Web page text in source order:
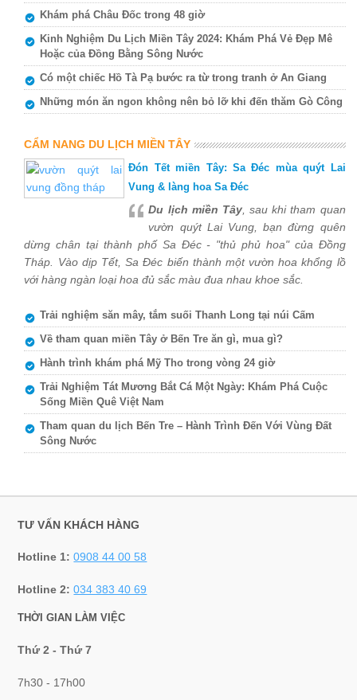
Khám phá Châu Đốc trong 48 giờ
Kinh Nghiệm Du Lịch Miền Tây 2024: Khám Phá Vẻ Đẹp Mê
Hoặc của Đồng Bằng Sông Nước
Có một chiếc Hồ Tà Pạ bước ra từ trong tranh ở An Giang
Những món ăn ngon không nên bỏ lỡ khi đến thăm Gò Công
CẨM NANG DU LỊCH MIỀN TÂY
Đón Tết miền Tây: Sa Đéc mùa quýt Lai
Vung & làng hoa Sa Đéc
Du lịch miền Tây, sau khi tham quan
vườn quýt Lai Vung, bạn đừng quên
dừng chân tại thành phố Sa Đéc - "thủ phủ hoa" của Đồng
Tháp. Vào dịp Tết, Sa Đéc biến thành một vườn hoa khổng lồ
với hàng ngàn loại hoa đủ sắc màu đua nhau khoe sắc.
Trải nghiệm săn mây, tắm suối Thanh Long tại núi Cấm
Về tham quan miền Tây ở Bến Tre ăn gì, mua gì?
Hành trình khám phá Mỹ Tho trong vòng 24 giờ
Trải Nghiệm Tát Mương Bắt Cá Một Ngày: Khám Phá Cuộc
Sống Miền Quê Việt Nam
Tham quan du lịch Bến Tre – Hành Trình Đến Với Vùng Đất
Sông Nước
TƯ VẤN KHÁCH HÀNG
Hotline 1:0908 44 00 58
Hotline 2:034 383 40 69
THỜI GIAN LÀM VIỆC
Thứ 2 - Thứ 7
7h30 - 17h00